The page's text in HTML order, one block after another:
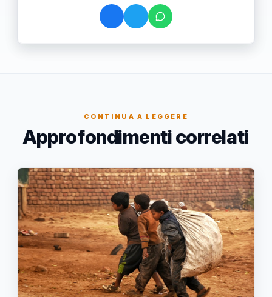
CONTINUA A LEGGERE
Approfondimenti correlati